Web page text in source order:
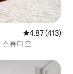
평점 4.87점(5
4.87 (413)
튜디오